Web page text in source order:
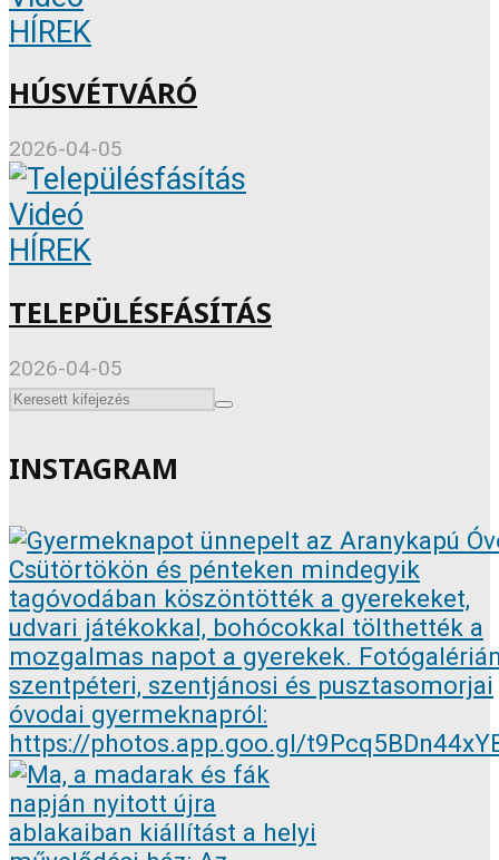
HÍREK
HÚSVÉTVÁRÓ
2026-04-05
Videó
HÍREK
TELEPÜLÉSFÁSÍTÁS
2026-04-05
INSTAGRAM